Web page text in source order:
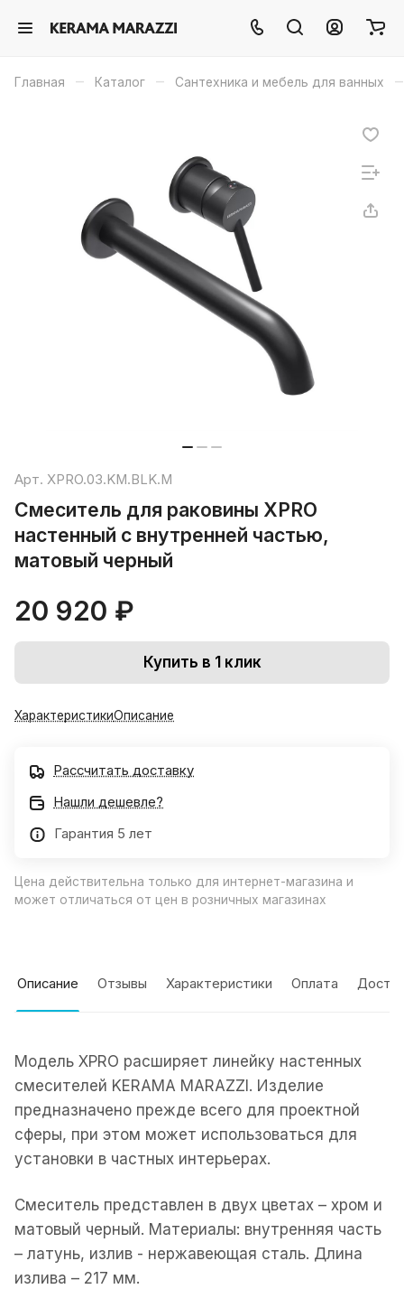
Главная – Каталог – Сантехника и мебель для ванных –
Арт. XPRO.03.KM.BLK.M
Смеситель для раковины XPRO
настенный с внутренней частью,
матовый черный
20 920 ₽
Купить в 1 клик
ХарактеристикиОписание
Рассчитать доставку
Нашли дешевле?
Гарантия 5 лет
Цена действительна только для интернет-магазина и
может отличаться от цен в розничных магазинах
Описание Отзывы Характеристики Оплата
Модель XPRO расширяет линейку настенных
смесителей KERAMA MARAZZI. Изделие
предназначено прежде всего для проектной
сферы, при этом может использоваться для
установки в частных интерьерах.
Смеситель представлен в двух цветах – хром и
матовый черный. Материалы: внутренняя часть
– латунь, излив - нержавеющая сталь. Длина
излива – 217 мм.